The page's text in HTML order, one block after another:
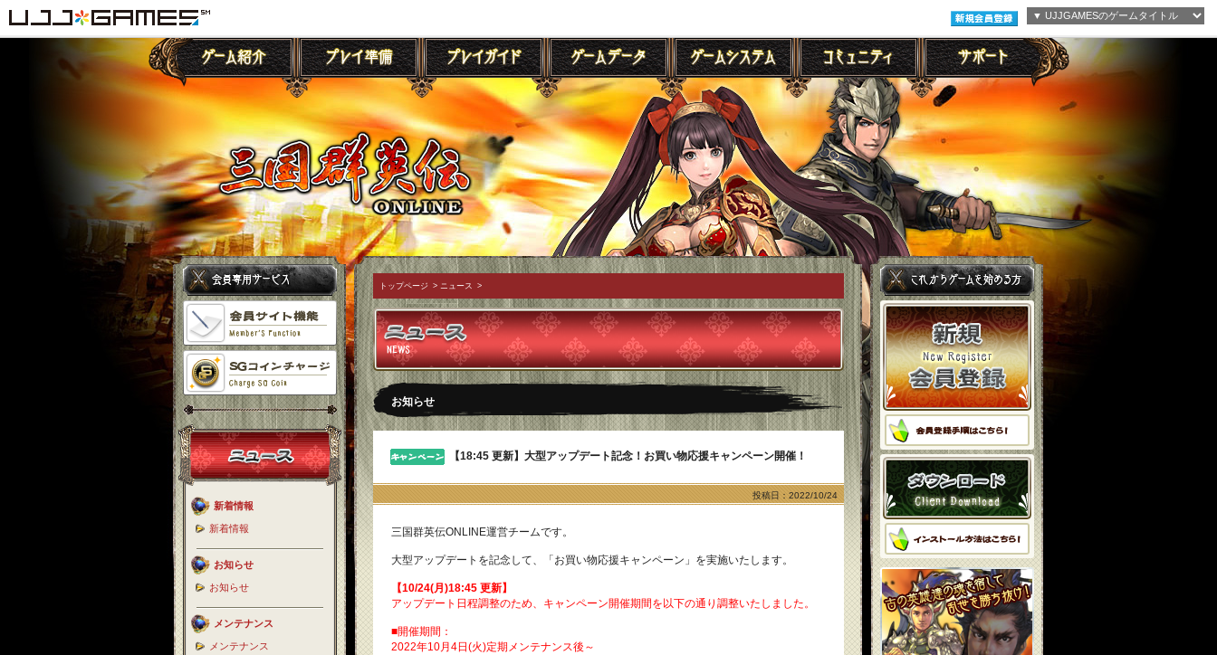
新着情報
新着情報
お知らせ
お知らせ
メンテナンス
メンテナンス
トップページ > ニュース >
お知らせ
【18:45 更新】大型アップデート記念！お買い物応援キャンペーン開催！
投稿日：2022/10/24
三国群英伝ONLINE運営チームです。
大型アップデートを記念して、「お買い物応援キャンペーン」を実施いたします。
【10/24(月)18:45 更新】
アップデート日程調整のため、キャンペーン開催期間を以下の通り調整いたしました。
■開催期間：
2022年10月4日(火)定期メンテナンス後～